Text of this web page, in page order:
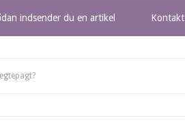
indsender du en artikel Kontakt